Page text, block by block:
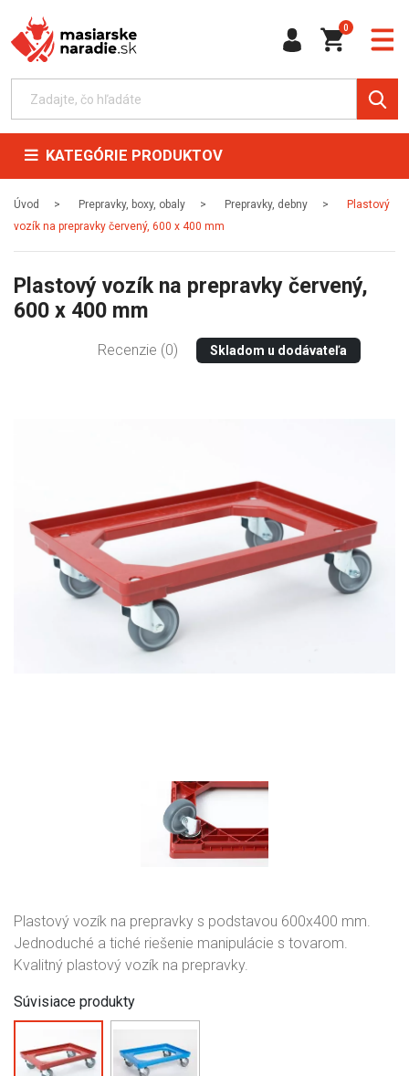
0
KATEGÓRIE PRODUKTOV
Úvod Prepravky, boxy, obaly Prepravky, debny
Plastový
vozík na prepravky červený, 600 x 400 mm
Plastový vozík na prepravky červený,
600 x 400 mm
Recenzie (0) Skladom u dodávateľa
Plastový vozík na prepravky s podstavou 600x400 mm.
Jednoduché a tiché riešenie manipulácie s tovarom.
Kvalitný plastový vozík na prepravky.
Súvisiace produkty